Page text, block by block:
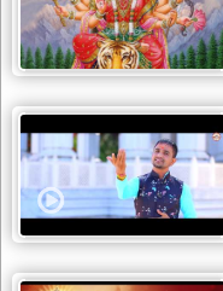
देश
भक्ति
patriotic
श्याम
भजन
khatu
bhajans